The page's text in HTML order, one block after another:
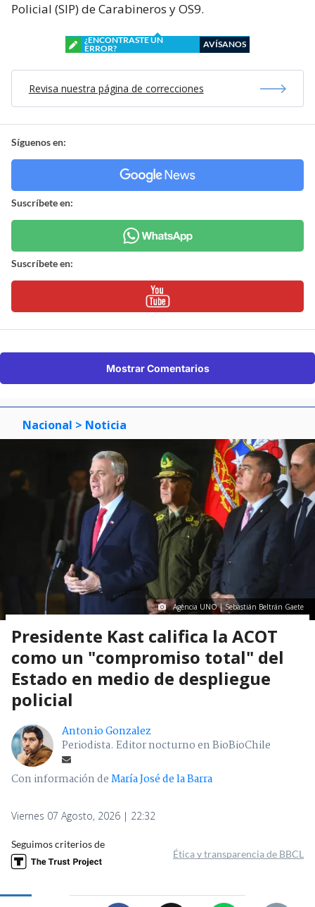
Policial (SIP) de Carabineros y OS9.
¿ENCONTRASTE UN
ERROR?
AVÍSANOS
Revisa nuestra página de correcciones
Síguenos en:
Suscríbete en:
Suscríbete en:
Mostrar Comentarios
Nacional > Noticia
Agencia UNO | Sebastián Beltrán Gaete
Presidente Kast califica la ACOT
como un "compromiso total" del
Estado en medio de despliegue
policial
Antonio Gonzalez
Periodista. Editor nocturno en BioBioChile
Con información deMaría José de la Barra
Viernes 07 Agosto, 2026 | 22:32
Seguimos criterios de
Ética y transparencia de BBCL